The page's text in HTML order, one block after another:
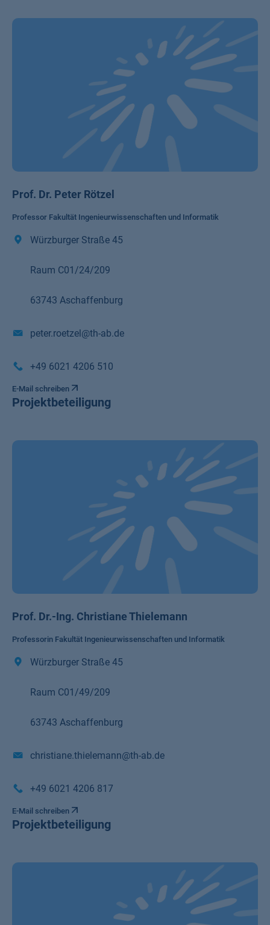
Prof. Dr. Peter Rötzel
Professor Fakultät Ingenieurwissenschaften und Informatik
Würzburger Straße 45
Raum C01/24/209
63743 Aschaffenburg
peter.roetzel@th-ab.de
+49 6021 4206 510
E-Mail schreiben
Projektbeteiligung
Prof. Dr.-Ing. Christiane Thielemann
Professorin Fakultät Ingenieurwissenschaften und Informatik
Würzburger Straße 45
Raum C01/49/209
63743 Aschaffenburg
christiane.thielemann@th-ab.de
+49 6021 4206 817
E-Mail schreiben
Projektbeteiligung